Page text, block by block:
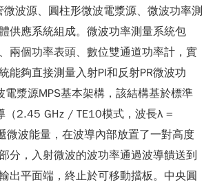
波源、圓柱形微波電漿源、微波功率測
供應系統組成。微波功率測量系統包
兩個功率表頭、數位雙通道功率計，實
能夠直接測量入射PI和反射PR微波功
電漿源MPS基本架構，該結構基於標準
（2.45 GHz / TE10模式，波長λ =
微波能量，在波導內部放置了一對高度
分，入射微波的波功率通過波導饋送到
出平面端，終止於可移動擋板。中央圓